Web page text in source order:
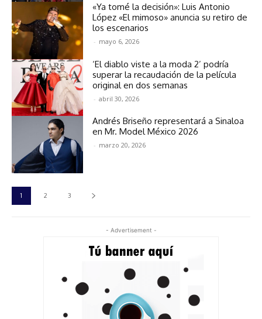
- Advertisement -
«Ya tomé la decisión»: Luis Antonio
López «El mimoso» anuncia su retiro de
los escenarios
- mayo 6, 2026
‘El diablo viste a la moda 2’ podría
superar la recaudación de la película
original en dos semanas
- abril 30, 2026
Andrés Briseño representará a Sinaloa
en Mr. Model México 2026
- marzo 20, 2026
1 2 3